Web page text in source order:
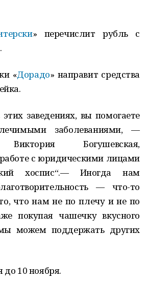
» перечислит рубль с
«Дорадо» направит средства
заведениях, вы помогаете
заболеваниями, —
Виктория Богушевская,
с юридическими лицами
хоспис“.— Иногда нам
— что-то
что нам не по плечу и не по
покупая чашечку вкусного
можем поддержать других
10 ноября.